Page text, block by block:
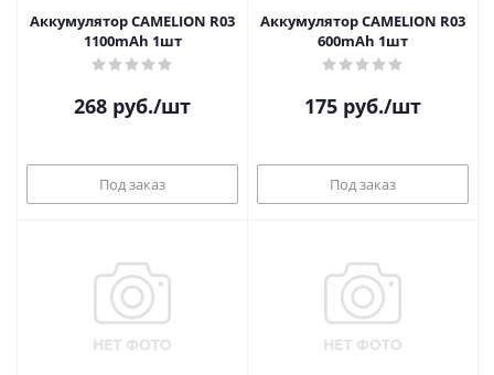
Аккумулятор CAMELION R03
1100mAh 1шт
268 руб./шт
Под заказ
Аккумулятор CAMELION R03
600mAh 1шт
175 руб./шт
Под заказ